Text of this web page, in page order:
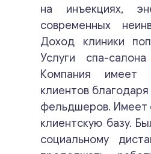
на инъекциях,
современных
Доход клиники
Услуги спа-
Компания имеет
клиентов
фельдшеров. Имеет
клиентскую базу.
социальному